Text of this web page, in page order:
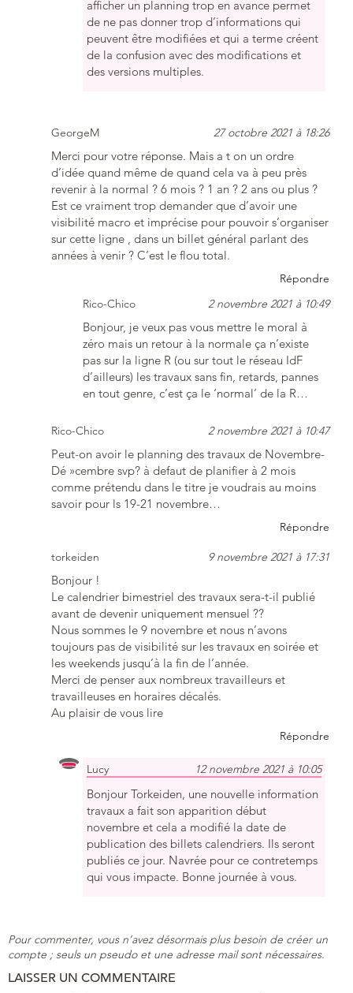
afficher un planning trop en avance permet
de ne pas donner trop d’informations qui
peuvent être modifiées et qui a terme créent
de la confusion avec des modifications et
des versions multiples.
GeorgeM 27 octobre 2021 à 18:26
Merci pour votre réponse. Mais a t on un ordre
d’idée quand même de quand cela va à peu près
revenir à la normal ? 6 mois ? 1 an ? 2 ans ou plus ?
Est ce vraiment trop demander que d’avoir une
visibilité macro et imprécise pour pouvoir s’organiser
sur cette ligne , dans un billet général parlant des
années à venir ? C’est le flou total.
Répondre
Rico-Chico
2 novembre 2021 à 10:49
Bonjour, je veux pas vous mettre le moral à
zéro mais un retour à la normale ça n’existe
pas sur la ligne R (ou sur tout le réseau IdF
d’ailleurs) les travaux sans fin, retards, pannes
en tout genre, c’est ça le ‘normal’ de la R…
Rico-Chico 2 novembre 2021 à 10:47
Peut-on avoir le planning des travaux de Novembre-
Dé »cembre svp? à defaut de planifier à 2 mois
comme prétendu dans le titre je voudrais au moins
savoir pour ls 19-21 novembre…
Répondre
torkeiden 9 novembre 2021 à 17:31
Bonjour !
Le calendrier bimestriel des travaux sera-t-il publié
avant de devenir uniquement mensuel ??
Nous sommes le 9 novembre et nous n’avons
toujours pas de visibilité sur les travaux en soirée et
les weekends jusqu’à la fin de l’année.
Merci de penser aux nombreux travailleurs et
travailleuses en horaires décalés.
Au plaisir de vous lire
Répondre
Lucy 12 novembre 2021 à 10:05
Bonjour Torkeiden, une nouvelle information
travaux a fait son apparition début
novembre et cela a modifié la date de
publication des billets calendriers. Ils seront
publiés ce jour. Navrée pour ce contretemps
qui vous impacte. Bonne journée à vous.
Pour commenter, vous n’avez désormais plus besoin de créer un
compte ; seuls un pseudo et une adresse mail sont nécessaires.
LAISSER UN COMMENTAIRE